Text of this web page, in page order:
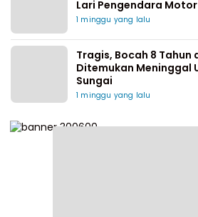
Lari Pengendara
1 minggu yang lalu
Tragis, Bocah 8 Tahun
Ditemukan Meninggal
Sungai
1 minggu yang lalu